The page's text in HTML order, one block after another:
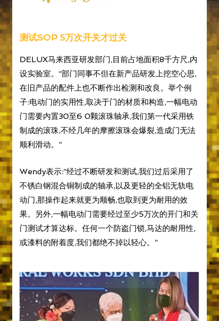
测试SOP 5万次开关才过关
DELUX马来西亚研发部门,目前占地面积8千方尺,内
设实验室。“部门同事不但在新产品研发上挖空心思,
在旧产品的配件上也不断作出检测和改良。举个例
子:电动门的实用性,取决于门的材质和构造,一幅电动
门需要内置30至6 0颗滚珠轴承,我们第一代采用铁
制成的滚珠,不经几年的摩擦滚珠会爆裂,造成门无法
顺利滑动。”
Wendy表示:“经过不断研发和测试,我们过后采用了
不锈白钢混合铜制成的轴承,以及更轻的全铝无轨电
动门,那操作起来就更为顺畅,也取到更为耐用的效
果。另外,一幅电动门需要经过至少5万次的开门和关
门测试才算达标。任何一个防盗门锁,马达的耐用性,
或漆料的附着度,我们都绝不掉以轻心。”